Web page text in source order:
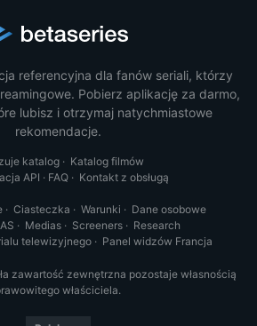
referencyjna dla fanów seriali, którzy
Pobierz aplikację za darmo,
lubisz i otrzymaj natychmiastowe
rekomendacje.
katalog· Katalog filmów
API · FAQ· Kontakt z obsługą
· Ciasteczka · Warunki · Dane osobowe
· Medias· Screeners· Research
telewizyjnego· Panel widzów Francja
zawartość zewnętrzna pozostaje własnością
właściciela.